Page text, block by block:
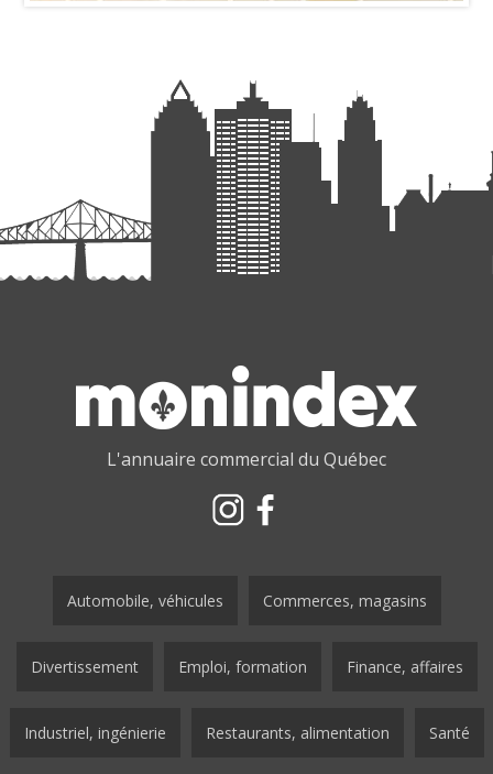
L'annuaire commercial du Québec
Automobile, véhicules Commerces, magasins
Divertissement Emploi, formation Finance, affaires
Industriel, ingénierie Restaurants, alimentation Santé